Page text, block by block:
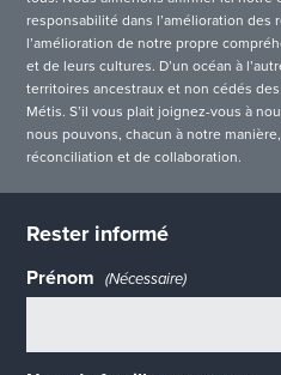
responsabilité dans l’amélioration
l’amélioration de notre propre
et de leurs cultures. D’un océan à
territoires ancestraux et non cédés
Métis. S’il vous plait joignez-vous à
nous pouvons, chacun à notre
réconciliation et de collaboration.
Rester informé
Prénom (Nécessaire)